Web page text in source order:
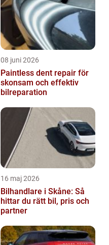
08 juni 2026
Paintless dent repair för
skonsam och effektiv
bilreparation
16 maj 2026
Bilhandlare i Skåne: Så
hittar du rätt bil, pris och
partner